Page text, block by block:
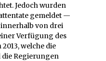
Jedoch wurden
gemeldet —
innerhalb von drei
Verfügung des
welche die
Regierungen